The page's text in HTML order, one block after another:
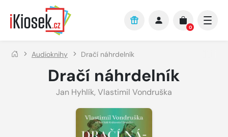
Přejít na hlavní obsah
0
Audioknihy Dračí náhrdelník
Dračí náhrdelník
Jan Hyhlík, Vlastimil Vondruška